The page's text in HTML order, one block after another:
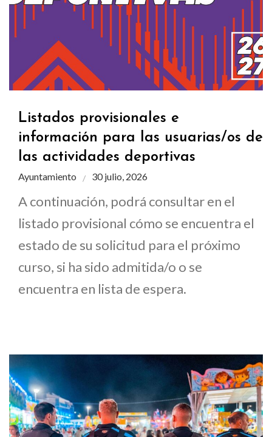
Listados provisionales e
información para las usuarias/os de
las actividades deportivas
Ayuntamiento 30 julio, 2026
A continuación, podrá consultar en el
listado provisional cómo se encuentra el
estado de su solicitud para el próximo
curso, si ha sido admitida/o o se
encuentra en lista de espera.